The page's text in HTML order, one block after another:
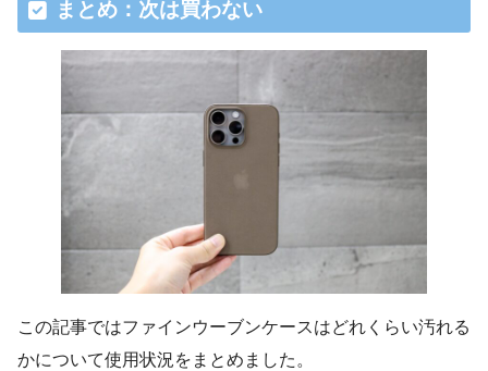
まとめ：次は買わない
この記事ではファインウーブンケースはどれくらい汚れる
かについて使用状況をまとめました。